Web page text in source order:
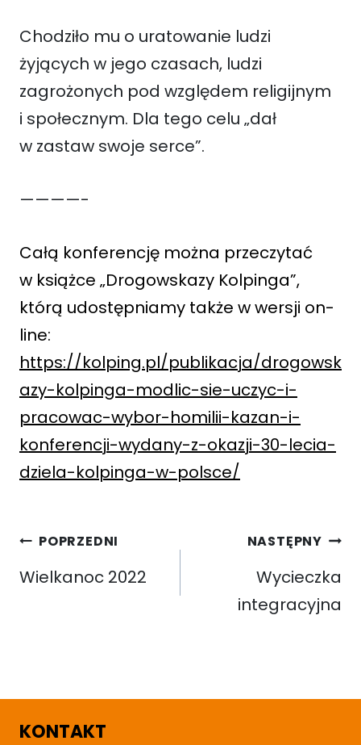
Chodziło mu o uratowanie ludzi
żyjących w jego czasach, ludzi
zagrożonych pod względem religijnym
i społecznym. Dla tego celu „dał
w zastaw swoje serce”.
————-
Całą konferencję można przeczytać
w książce „Drogowskazy Kolpinga”,
którą udostępniamy także w wersji on-
line:
https://kolping.pl/publikacja/drogowsk
azy-kolpinga-modlic-sie-uczyc-i-
pracowac-wybor-homilii-kazan-i-
konferencji-wydany-z-okazji-30-lecia-
dziela-kolpinga-w-polsce/
Nawigacja
wpisu
POPRZEDNI
Wielkanoc 2022
NASTĘPNY
Wycieczka
integracyjna
KONTAKT